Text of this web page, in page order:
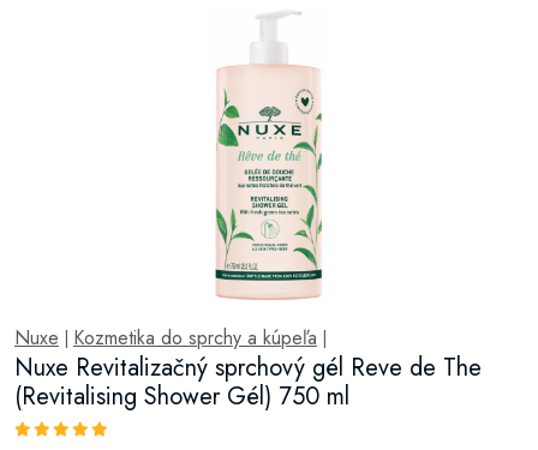
Nuxe Kozmetika do sprchy a kúpeľa
Nuxe Revitalizačný sprchový gél Reve de The
(Revitalising Shower Gél) 750 ml